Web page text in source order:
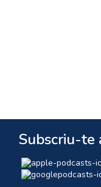
Subscriu-te